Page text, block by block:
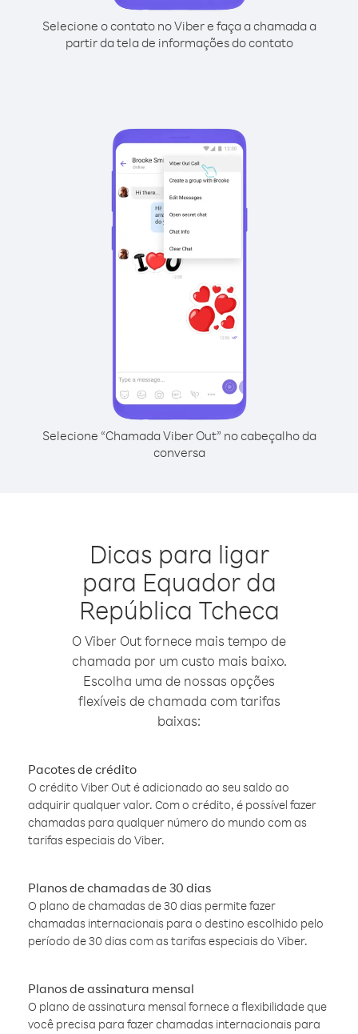
Selecione o contato no Viber e faça a chamada a
partir da tela de informações do contato
Selecione “Chamada Viber Out” no cabeçalho da
conversa
Dicas para ligar
para Equador da
República Tcheca
O Viber Out fornece mais tempo de
chamada por um custo mais baixo.
Escolha uma de nossas opções
flexíveis de chamada com tarifas
baixas:
Pacotes de crédito
O crédito Viber Out é adicionado ao seu saldo ao
adquirir qualquer valor. Com o crédito, é possível fazer
chamadas para qualquer número do mundo com as
tarifas especiais do Viber.
Planos de chamadas de 30 dias
O plano de chamadas de 30 dias permite fazer
chamadas internacionais para o destino escolhido pelo
período de 30 dias com as tarifas especiais do Viber.
Planos de assinatura mensal
O plano de assinatura mensal fornece a flexibilidade que
você precisa para fazer chamadas internacionais para